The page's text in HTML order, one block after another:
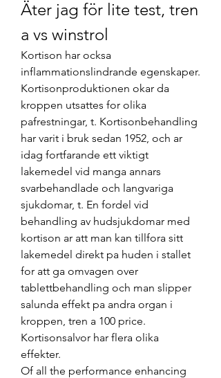
Äter jag för lite test, tren
a vs winstrol
Kortison har ocksa
inflammationslindrande egenskaper.
Kortisonproduktionen okar da
kroppen utsattes for olika
pafrestningar, t. Kortisonbehandling
har varit i bruk sedan 1952, och ar
idag fortfarande ett viktigt
lakemedel vid manga annars
svarbehandlade och langvariga
sjukdomar, t. En fordel vid
behandling av hudsjukdomar med
kortison ar att man kan tillfora sitt
lakemedel direkt pa huden i stallet
for att ga omvagen over
tablettbehandling och man slipper
salunda effekt pa andra organ i
kroppen, tren a 100 price.
Kortisonsalvor har flera olika
effekter.
Of all the performance enhancing